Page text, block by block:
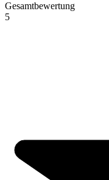
Gesamtbewertung
5